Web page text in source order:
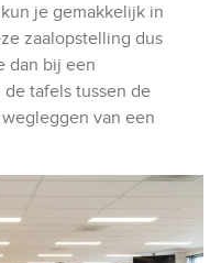
je gemakkelijk in
zaalopstelling dus
dan bij een
tafels tussen de
van een